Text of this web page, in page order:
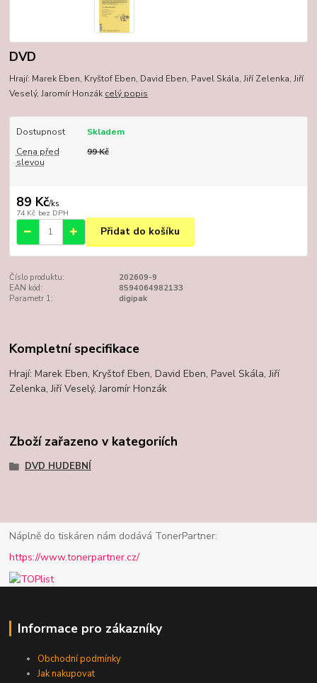
DVD
Hrají: Marek Eben, Kryštof Eben, David Eben, Pavel Skála, Jiří Zelenka, Jiří
Veselý, Jaromír Honzák celý popis
Dostupnost
Skladem
Cena před
slevou
99 Kč
89 Kč/ks
74 Kč bez DPH
Přidat do košíku
Číslo produktu:
202609-9
EAN kód:
8594064982133
Parametr 1:
digipak
Kompletní specifikace
Hrají: Marek Eben, Kryštof Eben, David Eben, Pavel Skála, Jiří
Zelenka, Jiří Veselý, Jaromír Honzák
Zboží zařazeno v kategoriích
DVD HUDEBNÍ
Náplně do tiskáren nám dodává TonerPartner:
https://www.tonerpartner.cz/
Informace pro zákazníky
Obchodní podmínky
Jak nakupovat